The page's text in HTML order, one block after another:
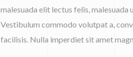
malesuada elit lectus felis,
Vestibulum commodo volutpat a,
facilisis. Nulla imperdiet sit amet